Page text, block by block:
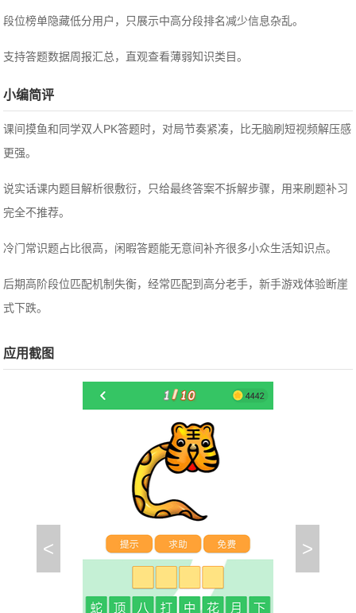
段位榜单隐藏低分用户，只展示中高分段排名减少信息杂乱。
支持答题数据周报汇总，直观查看薄弱知识类目。
小编简评
课间摸鱼和同学双人PK答题时，对局节奏紧凑，比无脑刷短视频解压感
更强。
说实话课内题目解析很敷衍，只给最终答案不拆解步骤，用来刷题补习
完全不推荐。
冷门常识题占比很高，闲暇答题能无意间补齐很多小众生活知识点。
后期高阶段位匹配机制失衡，经常匹配到高分老手，新手游戏体验断崖
式下跌。
应用截图
< >